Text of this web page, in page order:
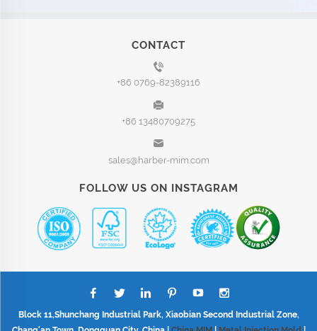
CONTACT
+86 0769-82389116
+86 13480709275
sales@harber-mim.com
FOLLOW US ON INSTAGRAM
Block 11,Shunchang Industrial Park, Xiaobian Second Industrial Zone,